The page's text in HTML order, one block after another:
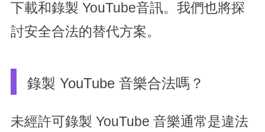
下載和錄製 YouTube音訊。我們也將探
討安全合法的替代方案。
錄製 YouTube 音樂合法嗎？
未經許可錄製 YouTube 音樂通常是違法